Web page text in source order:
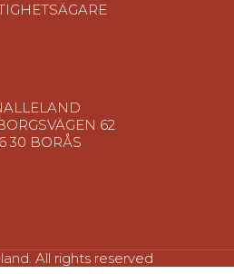
62
30 BORÅS
. All rights reserved